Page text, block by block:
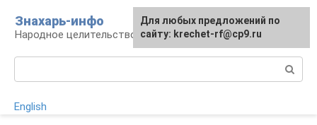
контенту
Знахарь-инфо
Народное целительство: рецепты и методы
English
Для любых предложений по
сайту: krechet-rf@cp9.ru